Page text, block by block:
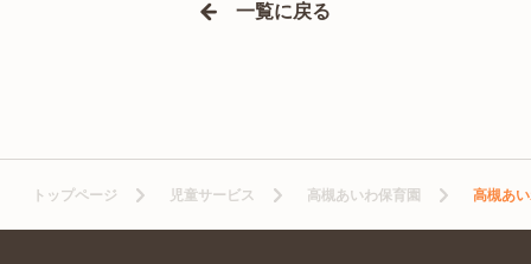
一覧に戻る
トップページ 児童サービス 高槻あいわ保育園 高槻あ